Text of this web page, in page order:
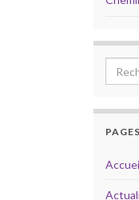
PAGES